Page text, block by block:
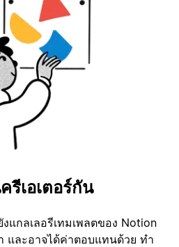
รีเอเตอร์กัน
แกลเลอรีเทมเพลตของ Notion
และอาจได้ค่าตอบแทนด้วย ทำ